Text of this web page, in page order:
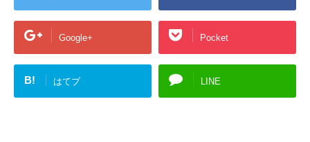
Google+ Pocket
B! はてブ LINE